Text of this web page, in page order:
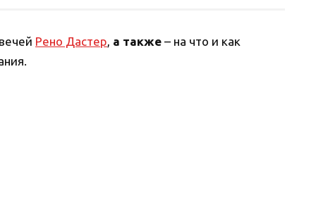
Рено Дастер, а также – на что и как